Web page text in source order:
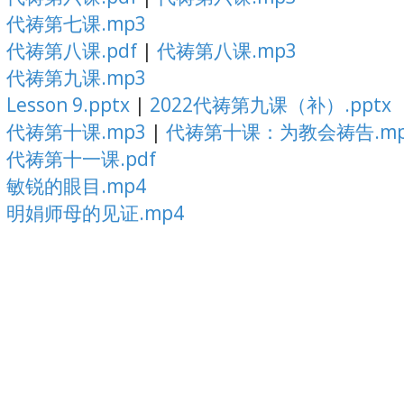
代祷第七课.mp3
代祷第八课.pdf | 代祷第八课.mp3
代祷第九课.mp3
Lesson 9.pptx | 2022代祷第九课（补）.pptx
代祷第十课.mp3 | 代祷第十课：为教会祷告
代祷第十一课.pdf
敏锐的眼目.mp4
明娟师母的见证.mp4